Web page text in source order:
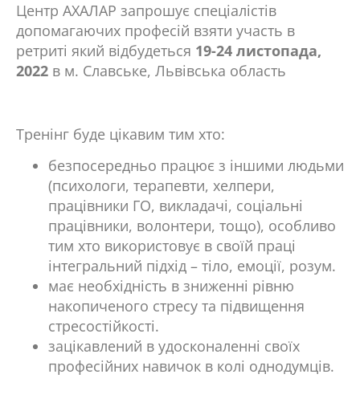
Центр АХАЛАР запрошує спеціалістів
допомагаючих професій взяти участь в
ретриті який відбудеться 19-24 листопада,
2022 в м. Славське, Львівська область
Тренінг буде цікавим тим хто:
безпосередньо працює з іншими людьми
(психологи, терапевти, хелпери,
працівники ГО, викладачі, соціальні
працівники, волонтери, тощо), особливо
тим хто використовує в своїй праці
інтегральний підхід – тіло, емоції, розум.
має необхідність в зниженні рівню
накопиченого стресу та підвищення
стресостійкості.
зацікавлений в удосконаленні своїх
професійних навичок в колі однодумців.